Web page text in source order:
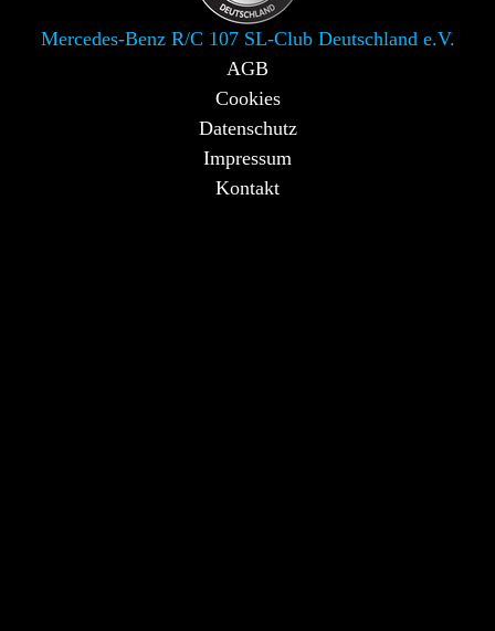
Mercedes-Benz R/C 107 SL-Club Deutschland e.V.
AGB
Cookies
Datenschutz
Impressum
Kontakt